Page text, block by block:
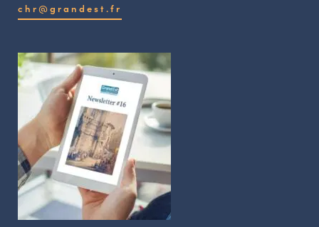
chr@grandest.fr